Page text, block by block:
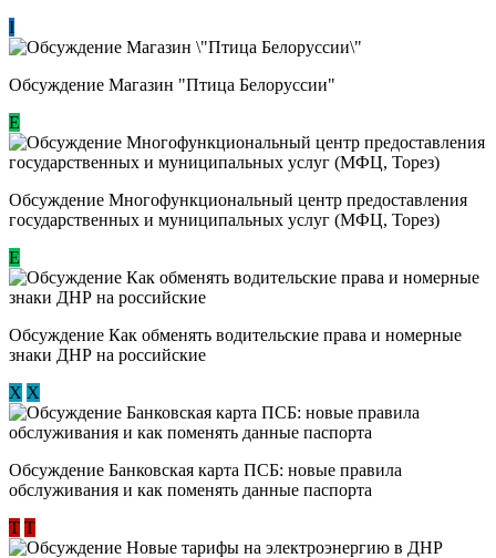
I
Обсуждение Магазин "Птица Белоруссии"
Е
Обсуждение Многофункциональный центр предоставления
государственных и муниципальных услуг (МФЦ, Торез)
E
Обсуждение ​Как обменять водительские права и номерные
знаки ДНР на российские
Х Х
Обсуждение ​Банковская карта ПСБ: новые правила
обслуживания и как поменять данные паспорта
Т Т